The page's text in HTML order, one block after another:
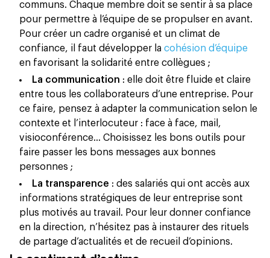
communs. Chaque membre doit se sentir à sa place
pour permettre à l’équipe de se propulser en avant.
Pour créer un cadre organisé et un climat de
confiance, il faut développer la cohésion d’équipe
en favorisant la solidarité entre collègues ;
La communication : elle doit être fluide et claire
entre tous les collaborateurs d’une entreprise. Pour
ce faire, pensez à adapter la communication selon le
contexte et l’interlocuteur : face à face, mail,
visioconférence… Choisissez les bons outils pour
faire passer les bons messages aux bonnes
personnes ;
La transparence : des salariés qui ont accès aux
informations stratégiques de leur entreprise sont
plus motivés au travail. Pour leur donner confiance
en la direction, n’hésitez pas à instaurer des rituels
de partage d’actualités et de recueil d’opinions.